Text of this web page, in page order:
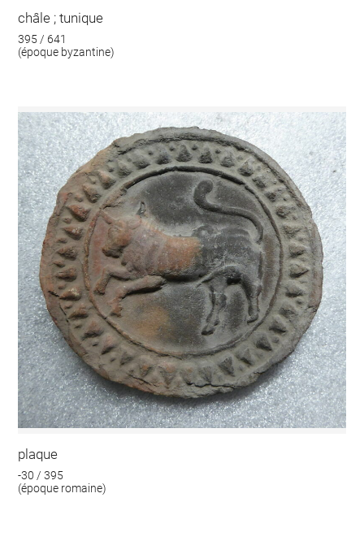
châle ; tunique
395 / 641
(époque byzantine)
plaque
-30 / 395
(époque romaine)